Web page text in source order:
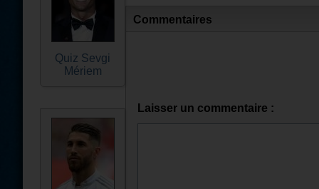
Quiz Sevgi
Mériem
Commentaires
Laisser un commentaire :